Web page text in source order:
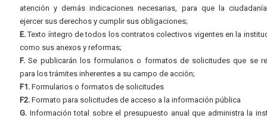
atención y demás indicaciones necesarias, para que la
ejercer sus derechos y cumplir sus obligaciones;
E.Texto íntegro de todos los contratos colectivos vigentes en la
como sus anexos y reformas;
F. Se publicarán los formularios o formatos de solicitudes que se
para los trámites inherentes a su campo de acción;
F1. Formularios o formatos de solicitudes
F2. Formato para solicitudes de acceso a la información pública
G. Información total sobre el presupuesto anual que administra la